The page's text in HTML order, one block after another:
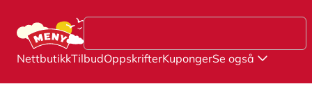
NettbutikkTilbudOppskrifterKupongerSe også